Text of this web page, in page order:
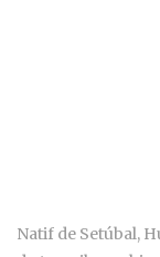
Natif de Setúbal,